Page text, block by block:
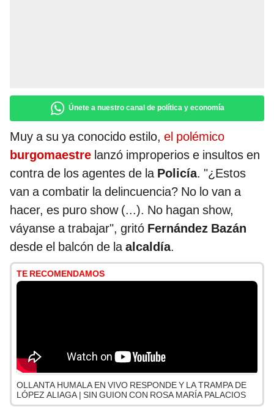
Únete a nuestro canal de política y economía
Muy a su ya conocido estilo, el polémico
burgomaestre lanzó improperios e insultos en
contra de los agentes de la Policía. "¿Estos
van a combatir la delincuencia? No lo van a
hacer, es puro show (...). No hagan show,
váyanse a trabajar", gritó Fernández Bazán
desde el balcón de laalcaldía.
TE RECOMENDAMOS
OLLANTA HUMALA EN VIVO RESPONDE Y LA TRAMPA DE
LÓPEZ ALIAGA | SIN GUION CON ROSA MARÍA PALACIOS